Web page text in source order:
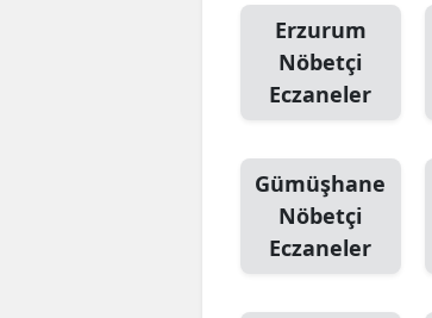
Erzurum
Nöbetçi
Eczaneler
Gümüşhane
Nöbetçi
Eczaneler